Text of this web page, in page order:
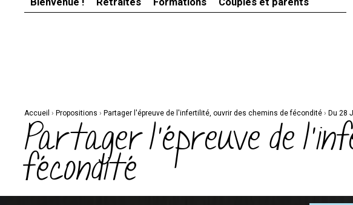
Accueil › Propositions › Partager l'épreuve de l'infertilité, ouvrir des chemins de fécondité › Du 28
Partager l'épreuve de
fécondité